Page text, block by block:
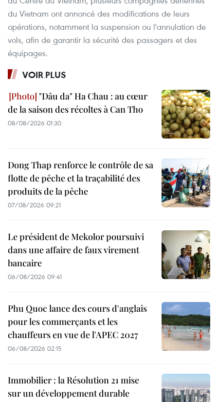
du Vietnam ont annoncé des modifications de leurs
opérations, notamment la suspension ou l'annulation de
vols, afin de garantir la sécurité des passagers et des
équipages.
VOIR PLUS
"Dâu da" Ha Chau : au cœur
de la saison des récoltes à Can Tho
08/08/2026 01:30
Dong Thap renforce le contrôle de sa
flotte de pêche et la traçabilité des
produits de la pêche
07/08/2026 09:21
Le président de Mekolor poursuivi
dans une affaire de faux virement
bancaire
06/08/2026 09:41
Phu Quoc lance des cours d'anglais
pour les commerçants et les
chauffeurs en vue de l'APEC 2027
06/08/2026 02:15
Immobilier : la Résolution 21 mise
sur un développement durable